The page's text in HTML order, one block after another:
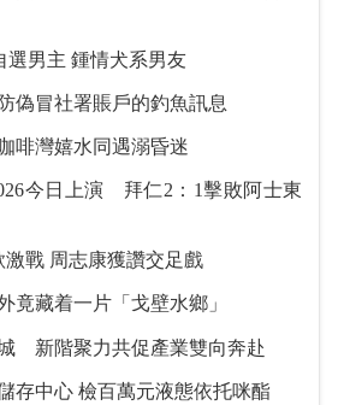
選男主 鍾情犬系男友
偽冒社署賬戶的釣魚訊息
啡灣嬉水同遇溺昏迷
今日上演 拜仁2：1擊敗阿士東
激戰 周志康獲讚交足戲
竟藏着一片「戈壁水鄉」
新階聚力共促產業雙向奔赴
存中心 檢百萬元液態依托咪酯